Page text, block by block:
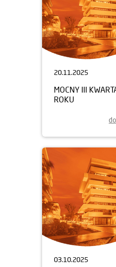
20.11.2025
MOCNY III
ROKU
03.10.2025